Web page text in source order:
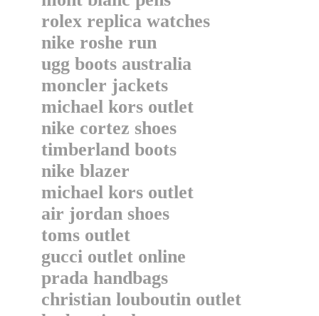
rolex replica watches
nike roshe run
ugg boots australia
moncler jackets
michael kors outlet
nike cortez shoes
timberland boots
nike blazer
michael kors outlet
air jordan shoes
toms outlet
gucci outlet online
prada handbags
christian louboutin outlet